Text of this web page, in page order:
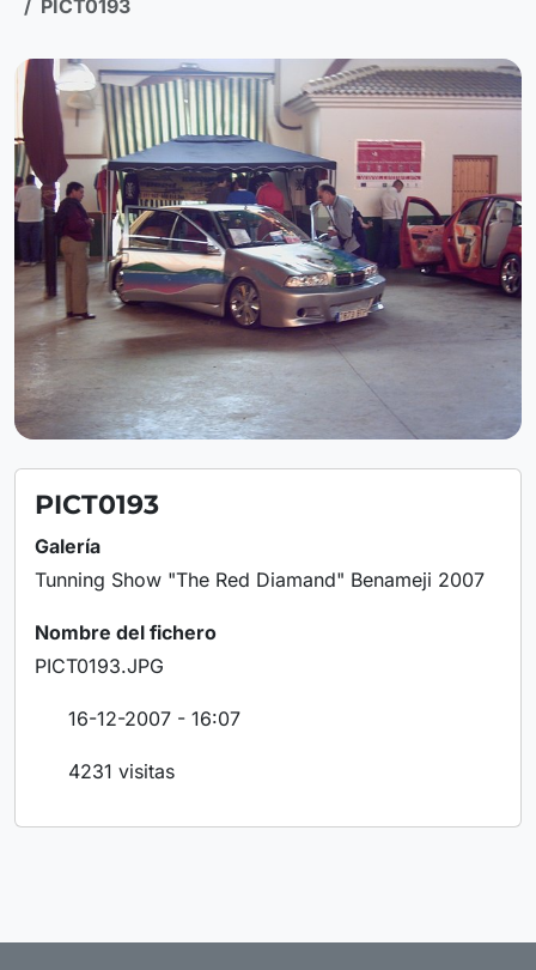
PICT0193
PICT0193
Galería
Tunning Show "The Red Diamand" Benameji 2007
Nombre del fichero
PICT0193.JPG
16-12-2007 - 16:07
4231 visitas